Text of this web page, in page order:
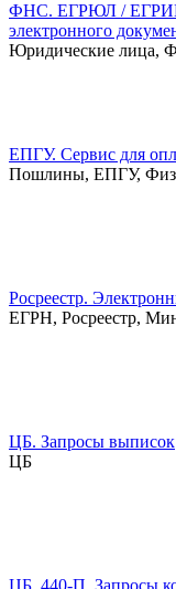
ФНС. ЕГРЮЛ /
электронного
Юридические лица,
ЕПГУ. Сервис для
Пошлины, ЕПГУ,
Росреестр.
ЕГРН, Росреестр,
ЦБ. Запросы выписок
ЦБ